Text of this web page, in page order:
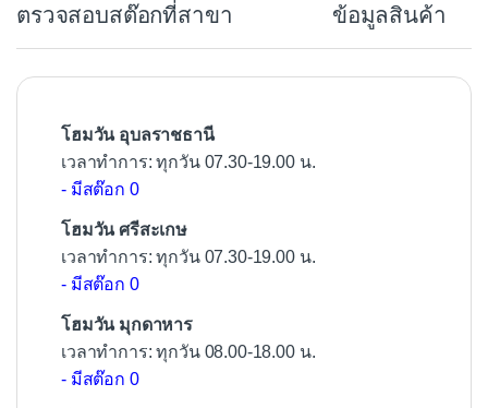
o
o
ตรวจสอบสต๊อกที่สาขา ข้อมูลสินค้า
โฮมวัน อุบลราชธานี
เวลาทำการ: ทุกวัน 07.30-19.00 น.
- มีสต๊อก 0
โฮมวัน ศรีสะเกษ
เวลาทำการ: ทุกวัน 07.30-19.00 น.
- มีสต๊อก 0
โฮมวัน มุกดาหาร
เวลาทำการ: ทุกวัน 08.00-18.00 น.
- มีสต๊อก 0